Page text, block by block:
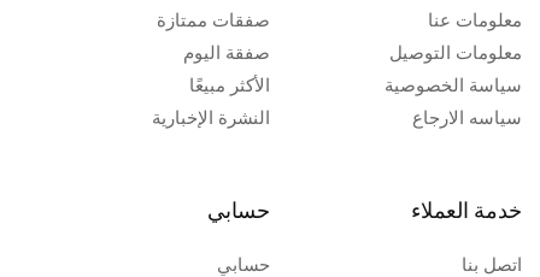
معلومات عنا
معلومات التوصيل
سياسة الخصوصية
سياسه الارجاع
صفقات ممتازة
صفقة اليوم
الأكثر مبيعًا
النشرة الإخبارية
خدمة العملاء
اتصل بنا
حسابي
حسابي